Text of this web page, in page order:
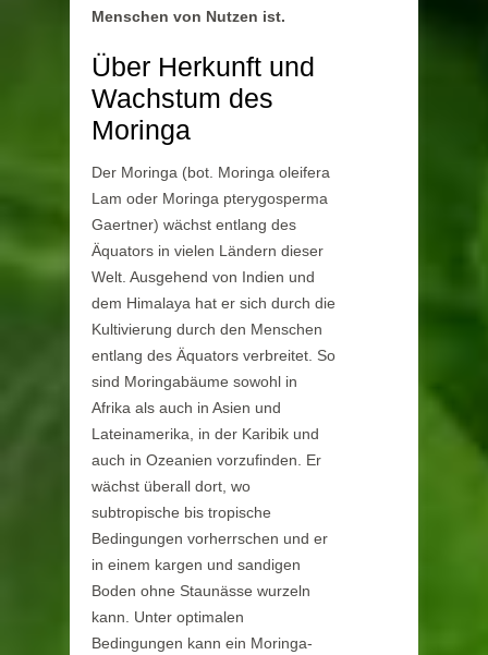
Menschen von Nutzen ist.
Über Herkunft und
Wachstum des
Moringa
Der Moringa (bot. Moringa oleifera
Lam oder Moringa pterygosperma
Gaertner) wächst entlang des
Äquators in vielen Ländern dieser
Welt. Ausgehend von Indien und
dem Himalaya hat er sich durch die
Kultivierung durch den Menschen
entlang des Äquators verbreitet. So
sind Moringabäume sowohl in
Afrika als auch in Asien und
Lateinamerika, in der Karibik und
auch in Ozeanien vorzufinden. Er
wächst überall dort, wo
subtropische bis tropische
Bedingungen vorherrschen und er
in einem kargen und sandigen
Boden ohne Staunässe wurzeln
kann. Unter optimalen
Bedingungen kann ein Moringa-